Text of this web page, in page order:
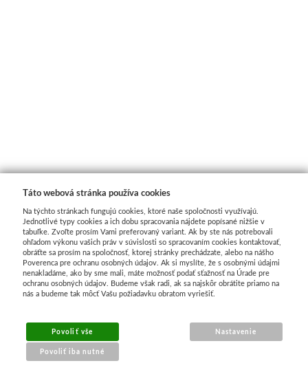
Táto webová stránka používa cookies
Na týchto stránkach fungujú cookies, ktoré naše spoločnosti využívajú.
Jednotlivé typy cookies a ich dobu spracovania nájdete popísané nižšie v
tabuľke. Zvoľte prosím Vami preferovaný variant. Ak by ste nás potrebovali
ohľadom výkonu vašich práv v súvislosti so spracovaním cookies kontaktovať,
obráťte sa prosím na spoločnosť, ktorej stránky prechádzate, alebo na nášho
Poverenca pre ochranu osobných údajov. Ak si myslíte, že s osobnými údajmi
nenakladáme, ako by sme mali, máte možnosť podať sťažnosť na Úrade pre
ochranu osobných údajov. Budeme však radi, ak sa najskôr obrátite priamo na
nás a budeme tak môcť Vašu požiadavku obratom vyriešiť.
Povoliť vše
Povoliť iba nutné
Nastavenie